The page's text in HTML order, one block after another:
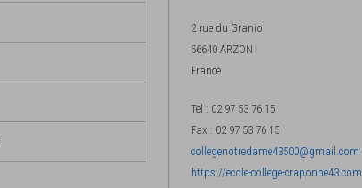
2 rue du Graniol
56640 ARZON
France
Tel : 02 97 53 76 15
Fax : 02 97 53 76 15
collegenotredame43500@gmail.com
https://ecole-college-craponne43.com